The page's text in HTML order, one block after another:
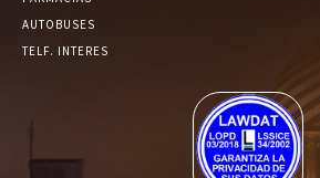
AUTOBUSES
TELF. INTERES